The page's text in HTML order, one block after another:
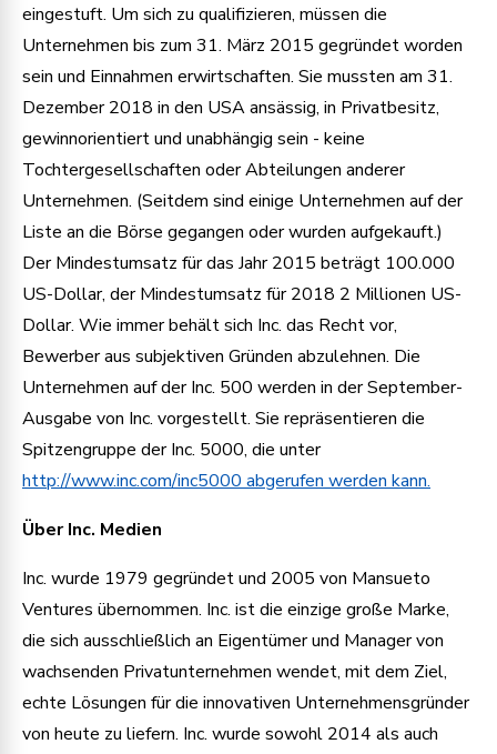
eingestuft. Um sich zu qualifizieren, müssen die
Unternehmen bis zum 31. März 2015 gegründet worden
sein und Einnahmen erwirtschaften. Sie mussten am 31.
Dezember 2018 in den USA ansässig, in Privatbesitz,
gewinnorientiert und unabhängig sein - keine
Tochtergesellschaften oder Abteilungen anderer
Unternehmen. (Seitdem sind einige Unternehmen auf der
Liste an die Börse gegangen oder wurden aufgekauft.)
Der Mindestumsatz für das Jahr 2015 beträgt 100.000
US-Dollar, der Mindestumsatz für 2018 2 Millionen US-
Dollar. Wie immer behält sich Inc. das Recht vor,
Bewerber aus subjektiven Gründen abzulehnen. Die
Unternehmen auf der Inc. 500 werden in der September-
Ausgabe von Inc. vorgestellt. Sie repräsentieren die
Spitzengruppe der Inc. 5000, die unter
http://www.inc.com/inc5000 abgerufen werden kann.
Über Inc. Medien
Inc. wurde 1979 gegründet und 2005 von Mansueto
Ventures übernommen. Inc. ist die einzige große Marke,
die sich ausschließlich an Eigentümer und Manager von
wachsenden Privatunternehmen wendet, mit dem Ziel,
echte Lösungen für die innovativen Unternehmensgründer
von heute zu liefern. Inc. wurde sowohl 2014 als auch